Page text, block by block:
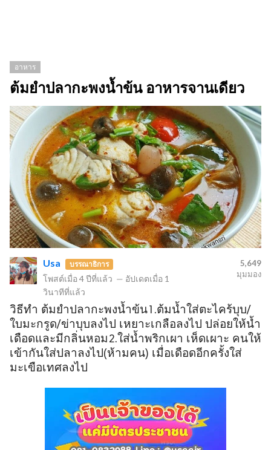
อาหาร
ต้มยำปลากะพงน้ำข้น อาหารจานเดียว
Usa บรรณาธิการ
โพสต์เมื่อ 4 ปีที่แล้ว — อัปเดตเมื่อ 1
วินาทีที่แล้ว
5,649
มุมมอง
วิธีทำ ต้มยำปลากะพงน้ำข้น1.ต้มน้ำใส่ตะไคร้บุบ/
ใบมะกรูด/ข่าบุบลงไป เหยาะเกลือลงไป ปล่อยให้น้ำ
เดือดและมีกลิ่นหอม2.ใส่น้ำพริกเผา เห็ดเผาะ คนให้
เข้ากันใส่ปลาลงไป(ห้ามคน) เมื่อเดือดอีกครั้งใส่
มะเขือเทศลงไป